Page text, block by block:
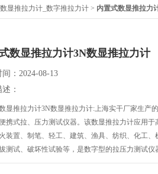
数显推拉力计_数字推拉力计 > 内置式数显推拉力
数显推拉力计3N数显推拉力计
间：2024-08-13
：
显推拉力计3N数显推拉力计:上海实干厂家生产
携式拉、压力测试仪器。该数显推拉力计应用
装置、制笔、轻工、建筑、渔具、纺织、化工
测试、破坏性试验等，是数字型的拉压力测试仪